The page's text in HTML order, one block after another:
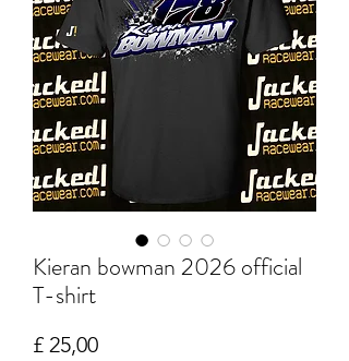
Kieran bowman 2026 official
T-shirt
£ 25,00Prijs